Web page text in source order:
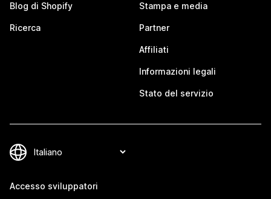
Blog di Shopify
Ricerca
Stampa e media
Partner
Affiliati
Informazioni legali
Stato del servizio
Accesso sviluppatori